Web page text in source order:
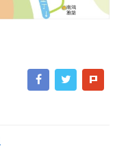
南鴻
雅築